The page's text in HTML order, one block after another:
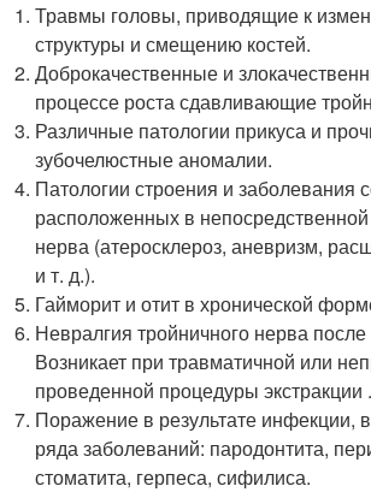
Травмы головы, приводящие к
структуры и смещению костей.
Доброкачественные и
процессе роста сдавливающие
Различные патологии прикуса и
зубочелюстные аномалии.
Патологии строения и заболевания
расположенных в непосредственной
нерва (атеросклероз, аневризм,
и т. д.).
Гайморит и отит в хронической
Невралгия тройничного нерва
Возникает при травматичной или
проведенной процедуры экстракции .
Поражение в результате инфекции,
ряда заболеваний: пародонтита,
стоматита, герпеса, сифилиса.